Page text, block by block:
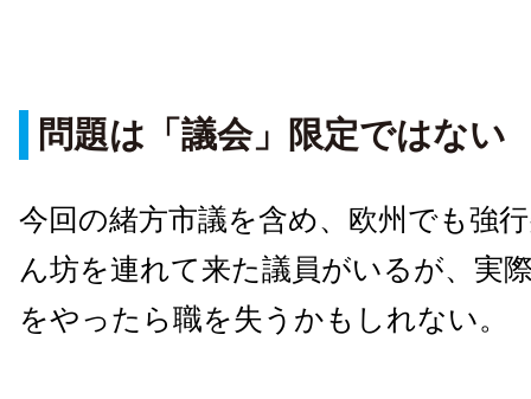
問題は「議会」限定ではない
今回の緒方市議を含め、欧州でも強
ん坊を連れて来た議員がいるが、実
をやったら職を失うかもしれない。